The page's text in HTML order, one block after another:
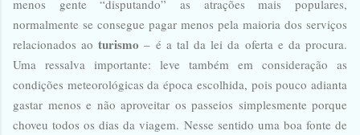
menos gente “disputando” as atrações mais populares,
normalmente se consegue pagar menos pela maioria dos serviços
relacionados aoturismo – é a tal da lei da oferta e da procura.
Uma ressalva importante: leve também em consideração as
condições meteorológicas da época escolhida, pois pouco adianta
gastar menos e não aproveitar os passeios simplesmente porque
choveu todos os dias da viagem. Nesse sentido uma boa fonte de